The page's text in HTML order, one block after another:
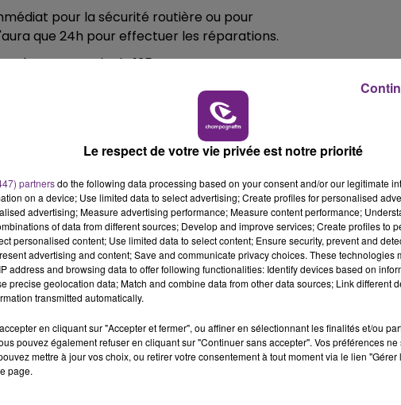
pour la sécurité routière ou pour
que 24h pour effectuer les réparations.
à une amende de 135 euros.
plus contraignante, le professionnel passera davantage de
davantage !
Le respect de votre vie privée est notre priorité
partnersdo the following data processing based on your consent and/or our legitimate
on a device; Use limited data to select advertising; Create profiles for personalised
advertising; Measure advertising performance; Measure content performance;
of data from different sources; Develop and improve services; Create profiles to
personalised content; Use limited data to select content; Ensure security, prevent and
advertising and content; Save and communicate privacy choices. These technologies
address and browsing data to offer following functionalities: Identify devices based on
precise geolocation data; Match and combine data from other data sources; Link different
transmitted automatically.
en cliquant sur "Accepter et fermer", ou affiner en sélectionnant les finalités et/ou
pouvez également refuser en cliquant sur "Continuer sans accepter". Vos préférences
mettre à jour vos choix, ou retirer votre consentement à tout moment via le lien
page.